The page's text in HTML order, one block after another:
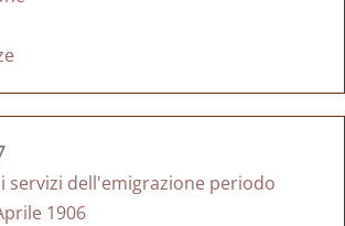
servizi dell'emigrazione periodo
1906